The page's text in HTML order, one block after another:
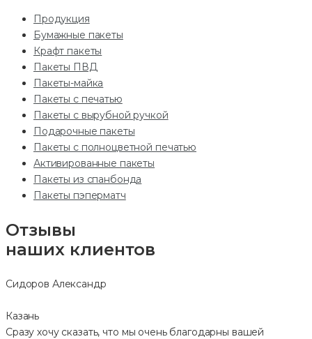
Продукция
Бумажные пакеты
Крафт пакеты
Пакеты ПВД
Пакеты-майка
Пакеты с печатью
Пакеты с вырубной ручкой
Подарочные пакеты
Пакеты с полноцветной печатью
Активированные пакеты
Пакеты из спанбонда
Пакеты пэперматч
Отзывы
наших клиентов
Сидоров Александр
Казань
Сразу хочу сказать, что мы очень благодарны вашей